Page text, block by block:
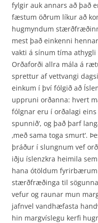
fylgir auk annars að það
fæstum öðrum líkur að
hugmyndum
mest það einkenni
vakti á sínum tíma athygli
Orðaforði allra mála á
sprettur af vettvangi
einkum í því fólgið að
uppruni orðanna: hvert
fólgnar eru í orðalagi eins
spunnið‘, og það þarf
‚með sama toga smurt‘.
þráður í slungnum vef
iðju íslenzkra heimila
hana ótöldum
stærðfræðinga til
vefur og raunar mun
jafnvel vand­hæfasta
hin margvíslegu kerfi